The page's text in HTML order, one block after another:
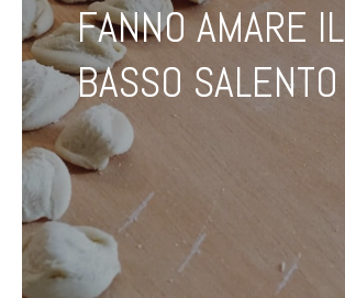
FANNO AMARE IL
BASSO SALENTO